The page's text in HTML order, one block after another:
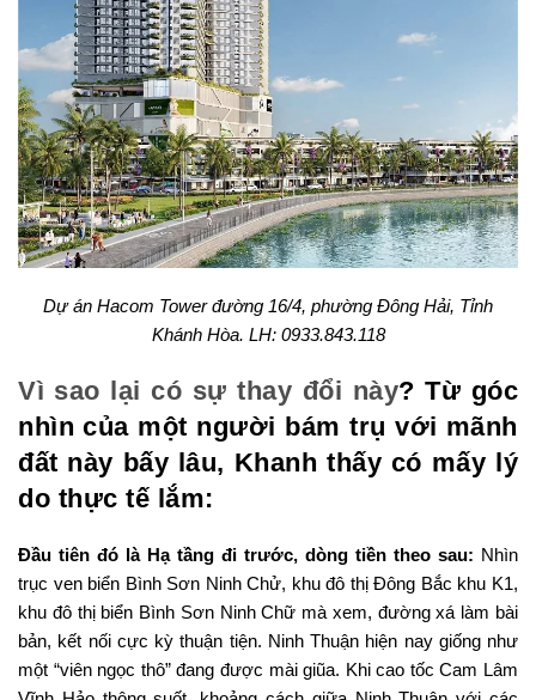
Dự án Hacom Tower đường 16/4, phường Đông Hải, Tỉnh
Khánh Hòa. LH: 0933.843.118
Vì sao lại có sự thay đổi này? Từ góc
nhìn của một người bám trụ với mãnh
đất này bấy lâu, Khanh thấy có mấy lý
do thực tế lắm:
Đầu tiên đó là Hạ tầng đi trước, dòng tiền theo sau: Nhìn
trục ven biển Bình Sơn Ninh Chử, khu đô thị Đông Bắc khu K1,
khu đô thị biển Bình Sơn Ninh Chữ mà xem, đường xá làm bài
bản, kết nối cực kỳ thuận tiện. Ninh Thuận hiện nay giống như
một “viên ngọc thô” đang được mài giũa. Khi cao tốc Cam Lâm